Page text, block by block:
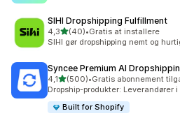
SIHI Dropshipping Fulfillment
4,3ud af 5 stjerner
(40)
40 anmeldelser i alt
•Gratis at installere
SIHI gør dropshipping nemt og
Syncee Premium AI
4,1ud af 5 stjerner
(500)
500 anmeldelser i alt
•Gratis abonnement
Dropship-produkter: Leverandører
Built for Shopify